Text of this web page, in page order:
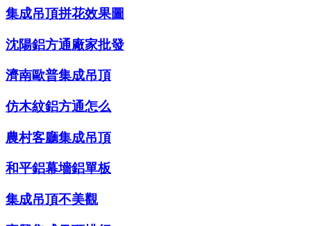
集成吊頂拼花效果圖
沈陽鋁方通廠家批發
濟南歐普集成吊頂
仿木紋鋁方通怎么
農村客廳集成吊頂
和平鋁幕墻鋁單板
集成吊頂不美觀